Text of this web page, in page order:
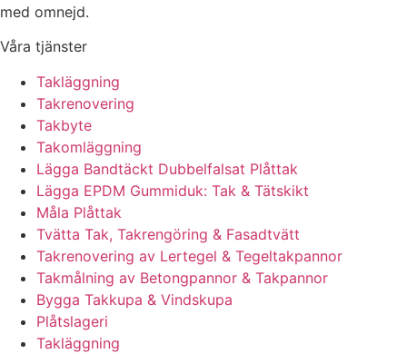
med omnejd.
Våra tjänster
Takläggning
Takrenovering
Takbyte
Takomläggning
Lägga Bandtäckt Dubbelfalsat Plåttak
Lägga EPDM Gummiduk: Tak & Tätskikt
Måla Plåttak
Tvätta Tak, Takrengöring & Fasadtvätt
Takrenovering av Lertegel & Tegeltakpannor
Takmålning av Betongpannor & Takpannor
Bygga Takkupa & Vindskupa
Plåtslageri
Takläggning